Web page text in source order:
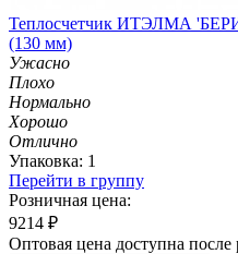
Теплосчетчик ИТЭЛМА
(130 мм)
Ужасно
Плохо
Нормально
Хорошо
Отлично
Упаковка: 1
Перейти в группу
Розничная цена:
9214 ₽
Оптовая цена доступна после